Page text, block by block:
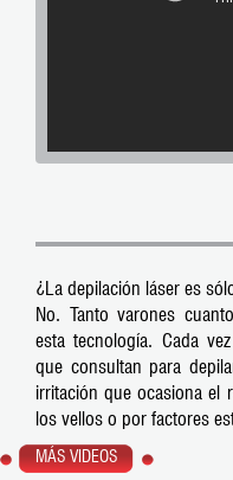
¿La depilación láser es
No. Tanto varones
esta tecnología. Cada
que consultan para
irritación que ocasiona
los vellos o por factores
MÁS VIDEOS